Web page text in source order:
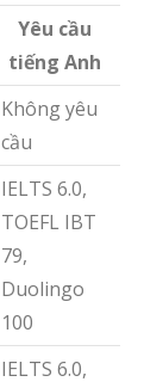
Yêu cầu
tiếng Anh
Không yêu
cầu
IELTS 6.0,
TOEFL IBT
79,
Duolingo
100
IELTS 6.0,